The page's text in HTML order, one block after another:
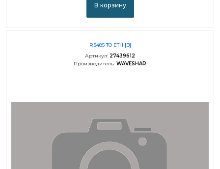
В корзину
RS485 TO ETH [B]
Артикул: 27439612
Производитель: WAVESHAR